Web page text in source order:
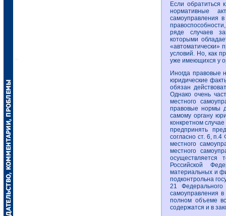
Если обратиться
нормативные
самоуправления
ряде случаев
которыми
«автоматически»
условий. Но, как
уже имеющихся у
Иногда правовые
юридические
обязан
Однако очень
местного
правовые нормы
самому органу
конкретном
предпринять
согласно ст. 6,
местного
местного
осуществляется
Российской
материальных и
подконтрольна
21
самоуправления
полном объеме
содержатся и в